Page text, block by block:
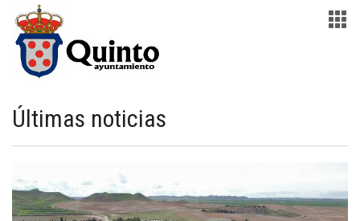
Últimas noticias